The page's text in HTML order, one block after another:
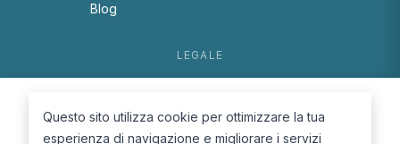
Blog
LEGALE
Cookie Policy
Questo sito utilizza cookie per ottimizzare la tua
esperienza di navigazione e migliorare i servizi